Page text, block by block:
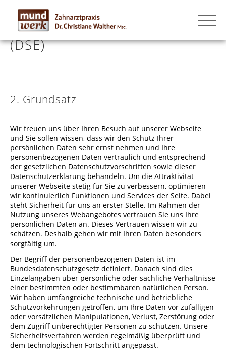
1. Datenschutzerklärung
(DSE)
2. Grundsatz
Wir freuen uns über Ihren Besuch auf unserer Webseite
und Sie sollen wissen, dass wir den Schutz Ihrer
persönlichen Daten sehr ernst nehmen und Ihre
personenbezogenen Daten vertraulich und entsprechend
der gesetzlichen Datenschutzvorschriften sowie dieser
Datenschutzerklärung behandeln. Um die Attraktivität
unserer Webseite stetig für Sie zu verbessern, optimieren
wir kontinuierlich Funktionen und Services der Seite. Dabei
steht Sicherheit für uns an erster Stelle. Im Rahmen der
Nutzung unseres Webangebotes vertrauen Sie uns Ihre
persönlichen Daten an. Dieses Vertrauen wissen wir zu
schätzen. Deshalb gehen wir mit Ihren Daten besonders
sorgfältig um.
Der Begriff der personenbezogenen Daten ist im
Bundesdatenschutzgesetz definiert. Danach sind dies
Einzelangaben über persönliche oder sachliche Verhältnisse
einer bestimmten oder bestimmbaren natürlichen Person.
Wir haben umfangreiche technische und betriebliche
Schutzvorkehrungen getroffen, um Ihre Daten vor zufälligen
oder vorsätzlichen Manipulationen, Verlust, Zerstörung oder
dem Zugriff unberechtigter Personen zu schützen. Unsere
Sicherheitsverfahren werden regelmäßig überprüft und
dem technologischen Fortschritt angepasst.